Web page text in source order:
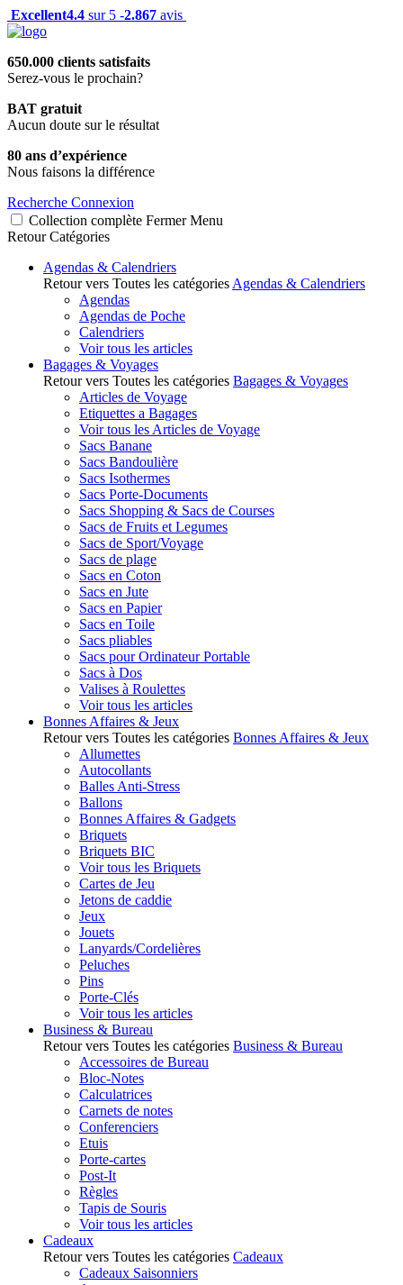
Excellent4.4 sur 5 -2.867 avis
650.000 clients satisfaits
Serez-vous le prochain?
BAT gratuit
Aucun doute sur le résultat
80 ans d’expérience
Nous faisons la différence
Recherche Connexion
Collection complète Fermer Menu
Retour Catégories
Agendas & Calendriers
Retour vers Toutes les catégories Agendas & Calendriers
Agendas
Agendas de Poche
Calendriers
Voir tous les articles
Bagages & Voyages
Retour vers Toutes les catégories Bagages & Voyages
Articles de Voyage
Etiquettes a Bagages
Voir tous les Articles de Voyage
Sacs Banane
Sacs Bandoulière
Sacs Isothermes
Sacs Porte-Documents
Sacs Shopping & Sacs de Courses
Sacs de Fruits et Legumes
Sacs de Sport/Voyage
Sacs de plage
Sacs en Coton
Sacs en Jute
Sacs en Papier
Sacs en Toile
Sacs pliables
Sacs pour Ordinateur Portable
Sacs à Dos
Valises à Roulettes
Voir tous les articles
Bonnes Affaires & Jeux
Retour vers Toutes les catégories Bonnes Affaires & Jeux
Allumettes
Autocollants
Balles Anti-Stress
Ballons
Bonnes Affaires & Gadgets
Briquets
Briquets BIC
Voir tous les Briquets
Cartes de Jeu
Jetons de caddie
Jeux
Jouets
Lanyards/Cordelières
Peluches
Pins
Porte-Clés
Voir tous les articles
Business & Bureau
Retour vers Toutes les catégories Business & Bureau
Accessoires de Bureau
Bloc-Notes
Calculatrices
Carnets de notes
Conferenciers
Etuis
Porte-cartes
Post-It
Règles
Tapis de Souris
Voir tous les articles
Cadeaux
Retour vers Toutes les catégories Cadeaux
Cadeaux Saisonniers